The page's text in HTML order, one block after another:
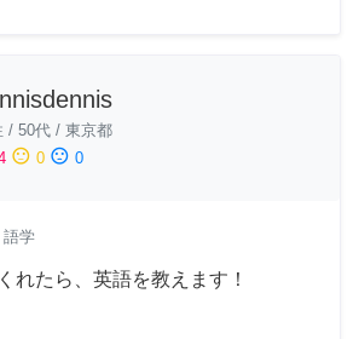
/ 50代 / 東京都
sentiment_neutral 0 sentiment_dissatisfied 0
語学
れたら、英語を教えます！